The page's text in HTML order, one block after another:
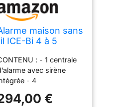
maison sans
ICE-Bi 4 à 5
intrusion + sirène
-
Box
: - 1 centrale
avec sirène
- 4
de €